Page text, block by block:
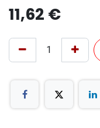
11,62 €